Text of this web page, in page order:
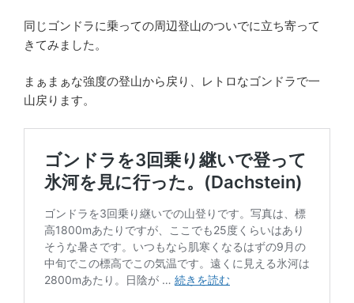
同じゴンドラに乗っての周辺登山のついでに立ち寄って
きてみました。
まぁまぁな強度の登山から戻り、レトロなゴンドラで一
山戻ります。